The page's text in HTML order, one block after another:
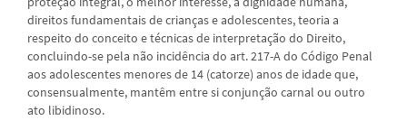
direitos fundamentais de crianças e adolescentes, teoria a
respeito do conceito e técnicas de interpretação do Direito,
concluindo-se pela não incidência do art. 217-A do Código Penal
aos adolescentes menores de 14 (catorze) anos de idade que,
consensualmente, mantêm entre si conjunção carnal ou outro
ato libidinoso.